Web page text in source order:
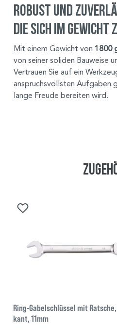
Robust und
die sich im Gewicht
Mit einem Gewicht von 1800
von seiner soliden Bauweise
Vertrauen Sie auf ein
anspruchsvollsten Aufgaben
lange Freude bereiten wird.
Ring-Gabelschlüssel mit
kant, 11mm